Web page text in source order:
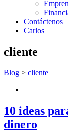
Contáctenos
Carlos
cliente
Blog > cliente
10 ideas
dinero